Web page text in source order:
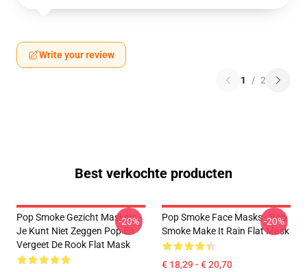
Write your review
1 / 2
Best verkochte producten
Pop Smoke Gezicht Maskers -
Je Kunt Niet Zeggen Pop En
Vergeet De Rook Flat Mask
-20%
Pop Smoke Face Masks - Pop
Smoke Make It Rain Flat Mask
€ 18,29 - € 20,70
-20%